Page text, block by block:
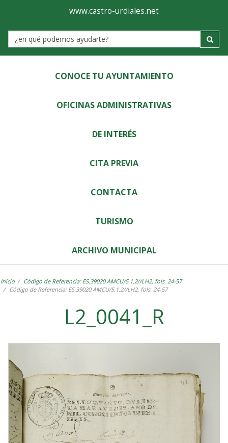
Ayuntamiento
de
Castro-
Urdiales
www.castro-urdiales.net
Label
CONOCE TU AYUNTAMIENTO
OFICINAS ADMINISTRATIVAS
DE INTERÉS
CITA PREVIA
CONTACTA
TURISMO
ARCHIVO MUNICIPAL
Inicio
Código de Referencia: ES.39020.AMCU/5.1.2//LH2, fols. 24-57
Código de Referencia: ES.39020.AMCU/5.1.2//LH2, fols. 24-57
L2_0041_R